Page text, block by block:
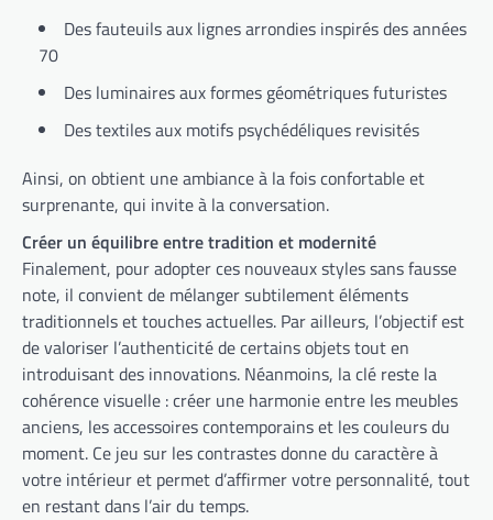
Des fauteuils aux lignes arrondies inspirés des années
70
Des luminaires aux formes géométriques futuristes
Des textiles aux motifs psychédéliques revisités
Ainsi, on obtient une ambiance à la fois confortable et
surprenante, qui invite à la conversation.
Créer un équilibre entre tradition et modernité
Finalement, pour adopter ces nouveaux styles sans fausse
note, il convient de mélanger subtilement éléments
traditionnels et touches actuelles. Par ailleurs, l’objectif est
de valoriser l’authenticité de certains objets tout en
introduisant des innovations. Néanmoins, la clé reste la
cohérence visuelle : créer une harmonie entre les meubles
anciens, les accessoires contemporains et les couleurs du
moment. Ce jeu sur les contrastes donne du caractère à
votre intérieur et permet d’affirmer votre personnalité, tout
en restant dans l’air du temps.